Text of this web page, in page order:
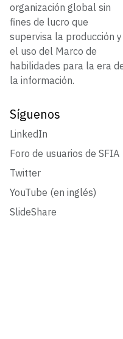
organización global sin
fines de lucro que
supervisa la producción y
el uso del Marco de
habilidades para la era
la información.
Síguenos
LinkedIn
Foro de usuarios de SFIA
Twitter
YouTube (en inglés)
SlideShare